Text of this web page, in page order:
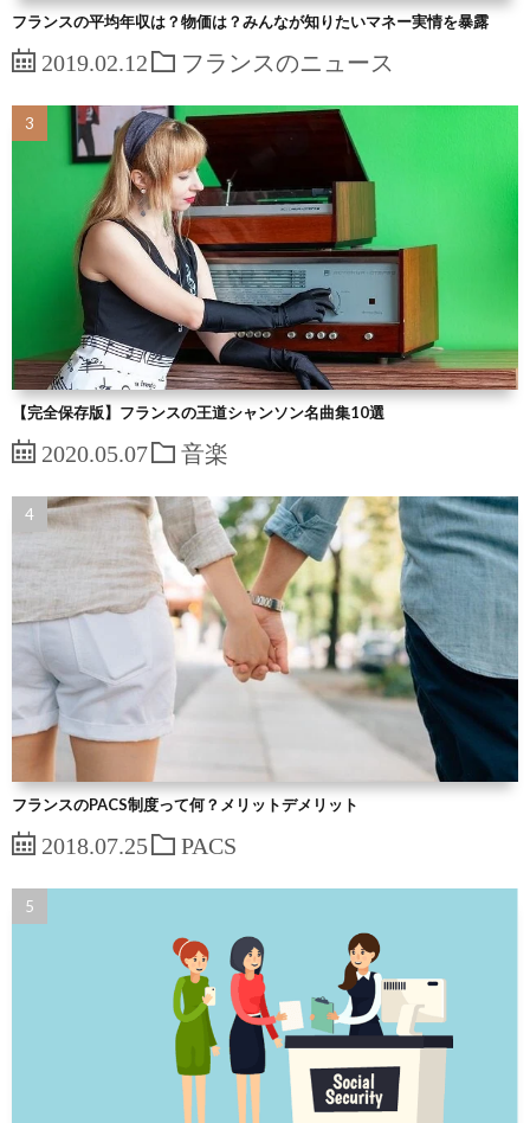
フランスの平均年収は？物価は？みんなが知りたいマネー実情を暴露
2019.02.12 フランスのニュース
【完全保存版】フランスの王道シャンソン名曲集10選
2020.05.07 音楽
フランスのPACS制度って何？メリットデメリット
2018.07.25 PACS